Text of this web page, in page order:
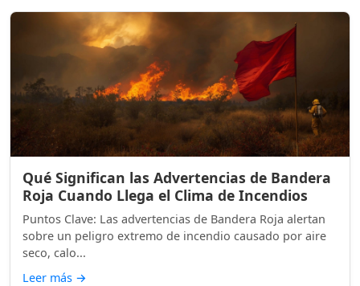
Qué Significan las Advertencias de Bandera
Roja Cuando Llega el Clima de Incendios
Puntos Clave: Las advertencias de Bandera Roja alertan
sobre un peligro extremo de incendio causado por aire
seco, calo...
Leer más →